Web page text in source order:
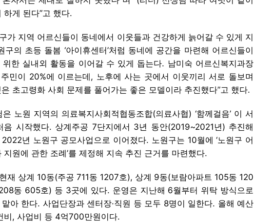
게 된다”고 했다.
가 지역 어르신들이 동네에서 이웃들과 건강하게 늙어갈 수 있게 지
구의 초등 돌봄 ‘아이휴센터’처럼 동네에 공간을 마련해 어르신들이
한 실내외 활동을 이어갈 수 있게 돕는다. 남미숙 어르신복지과장
민이 20%에 이르는데, 노후에 사는 곳에서 이웃끼리 서로 돌보며
초고령화 사회 문제를 풀어가는 좋은 모델이라 추진했다”고 했다.
노원 지역의 의료복지사회적협동조합(의료사협) ‘함께걸음’ 이 서
음 시작했다. 상계주공 7단지에서 3년 동안(2019~2021년) 추진해
년 노원구 공모사업으로 이어졌다. 노원구는 10월에 ‘노원구 어
원에 관한 조례’를 제정해 지속 추진 근거를 마련했다.
재 상계 10동(주공 711동 1207호), 상계 9동(보람아파트 105동 120
동 605호) 등 3곳에 있다. 운영은 지난해 6월부터 위탁 방식으로
아 한다. 사업단장과 센터장·직원 등 모두 8명이 일한다. 올해 예산
비, 사업비 등 4억700만원이다.